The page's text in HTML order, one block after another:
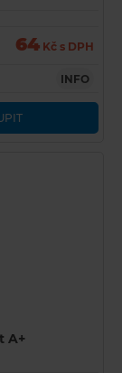
64 Kč s DPH
INFO
A+